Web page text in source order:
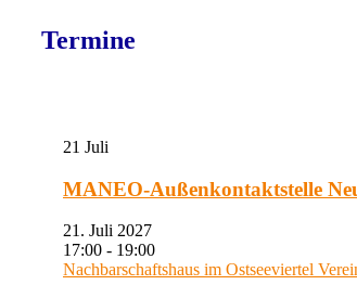
Termine
21 Juli
MANEO-Außenkontaktstelle
21. Juli 2027
17:00 - 19:00
Nachbarschaftshaus im Ostseeviertel